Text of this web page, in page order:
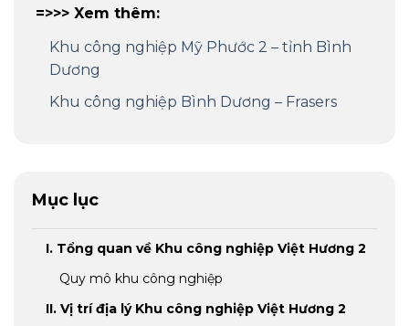
=>>> Xem thêm:
Khu công nghiệp Mỹ Phước 2 – tỉnh Bình
Dương
Khu công nghiệp Bình Dương – Frasers
Mục lục
I. Tổng quan về Khu công nghiệp Việt Hương 2
Quy mô khu công nghiệp
II. Vị trí địa lý Khu công nghiệp Việt Hương 2